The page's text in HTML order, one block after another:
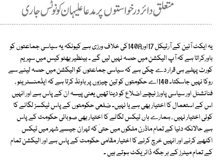
یہ ایکٹ آئین کے آرٹیکل 17اور140Aکی خلاف ورزی ہے کیونکہ یہ سیاسی جماعتوں کو
باورکراتا ہے کہ آپ الیکشن میں حصہ نہیں لیں گے ۔ بینظیر بھٹو کیس میں سپریم
کورٹ پہلے ہی قرار دے چکی ہے کہ سیاسی جماعتوں کو الیکشن میں حصہ لینے سے
روکا نہیں جاسکتا۔ 140اے حکومتوں کو تین چیزوں پر باونڈ کرتا ہے کہ ایڈمنسٹریٹو ،
فنانشنل اور سیاسی پاورز نیچے اضلاع کو دینا تھیں یعنی پیسہ ان کے پاس ہے اور انہیں
اس کے استعمال کا اختیار بھی ہے یا نہیں۔ ضلعی حکومتوں کے پاس ٹیکسز لگانے کا
کوئی اختیار نہیں ، ہمارے ہاں ٹیکس لگانے کا اختیار بھی صوبائی حکومت کے پاس
ہے حالانکہ دنیا کے تمام ماڈرن ملکوں میں حتیٰ کہ تہران جیسے شہر میں ٹیکس
اکٹھے کرنے اور انہیں خرچ کرنے کا اختیار مقامی حکومت کے پاس ہے اور الیکشن تمام
کے تمام میئرز کے ہر جگہ ڈائریکٹ ہوتے ہیں ۔